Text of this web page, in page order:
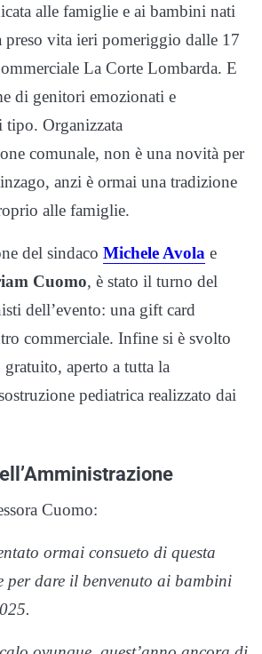
alle famiglie e ai bambini nati
preso vita ieri pomeriggio dalle 17
La Corte Lombarda. E
di genitori emozionati e
Organizzata
comunale, non è una novità per
anzi è ormai una tradizione
alle famiglie.
del sindaco Michele Avola e
Cuomo, è stato il turno del
dell’evento: una gift card
commerciale. Infine si è svolto
aperto a tutta la
pediatrica realizzato dai
Cuomo:
ormai consueto di questa
per dare il benvenuto ai bambini